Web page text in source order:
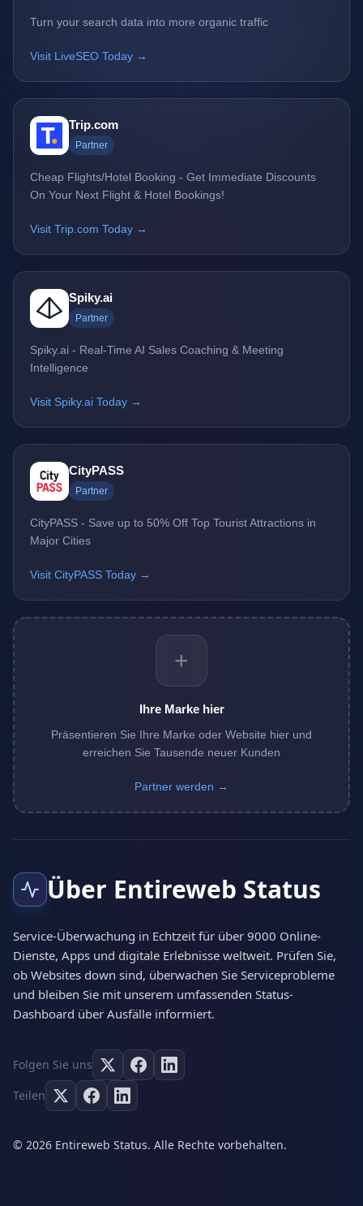
Turn your search data into more organic traffic
Visit LiveSEO Today →
Trip.com
Partner
Cheap Flights/Hotel Booking - Get Immediate Discounts
On Your Next Flight & Hotel Bookings!
Visit Trip.com Today →
Spiky.ai
Partner
Spiky.ai - Real-Time AI Sales Coaching & Meeting
Intelligence
Visit Spiky.ai Today →
CityPASS
Partner
CityPASS - Save up to 50% Off Top Tourist Attractions in
Major Cities
Visit CityPASS Today →
+
Ihre Marke hier
Präsentieren Sie Ihre Marke oder Website hier und
erreichen Sie Tausende neuer Kunden
Partner werden →
Über Entireweb Status
Service-Überwachung in Echtzeit für über 9000 Online-
Dienste, Apps und digitale Erlebnisse weltweit. Prüfen Sie,
ob Websites down sind, überwachen Sie Serviceprobleme
und bleiben Sie mit unserem umfassenden Status-
Dashboard über Ausfälle informiert.
Folgen Sie uns
Teilen
© 2026 Entireweb Status. Alle Rechte vorbehalten.